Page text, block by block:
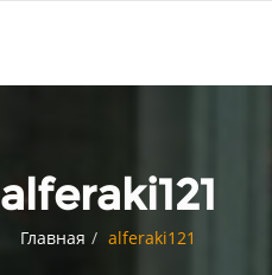
alferaki121
Главная alferaki121